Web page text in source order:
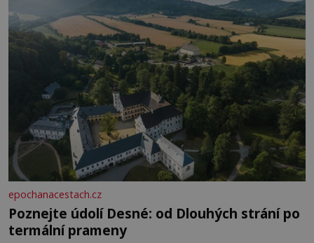
epochanacestach.cz
Poznejte údolí Desné: od Dlouhých strání po
termální prameny